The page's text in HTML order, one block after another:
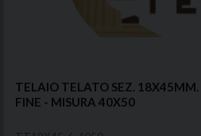
TELAIO TELATO SEZ.
FINE - MISURA 40X50